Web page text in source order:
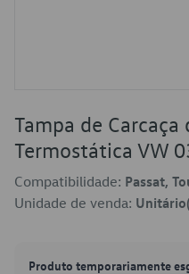
Tampa de Carcaça
Termostática VW
Compatibilidade: Passat,
Unidade de venda:
Produto temporariamente